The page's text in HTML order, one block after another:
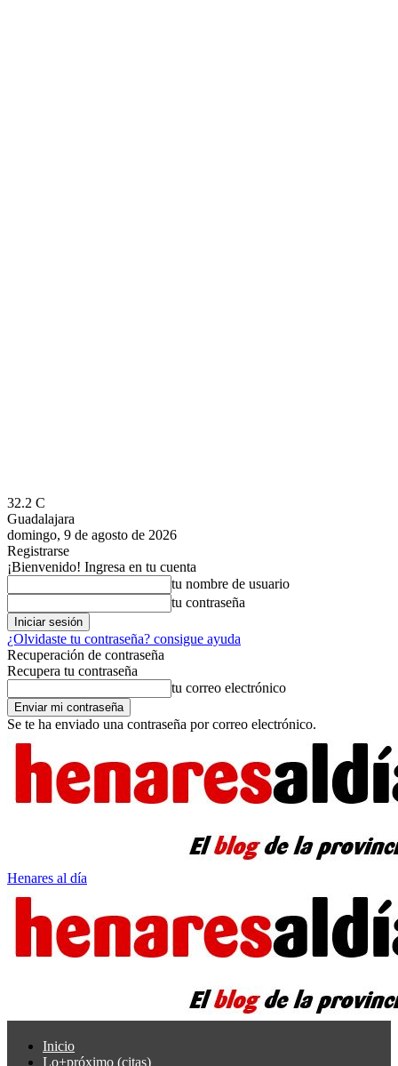
32.2 C
Guadalajara
domingo, 9 de agosto de 2026
Registrarse
¡Bienvenido! Ingresa en tu cuenta
tu nombre de usuario
tu contraseña
¿Olvidaste tu contraseña? consigue ayuda
Recuperación de contraseña
Recupera tu contraseña
tu correo electrónico
Se te ha enviado una contraseña por correo electrónico.
Henares al día
Inicio
Lo+próximo (citas)